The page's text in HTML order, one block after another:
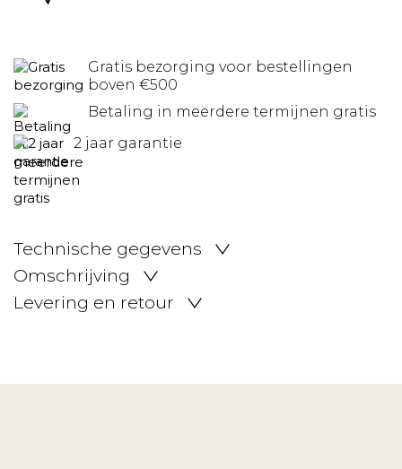
Gratis bezorging voor bestellingen
boven €500
Betaling in meerdere termijnen gratis
2 jaar garantie
Technische gegevens
Omschrijving
Levering en retour